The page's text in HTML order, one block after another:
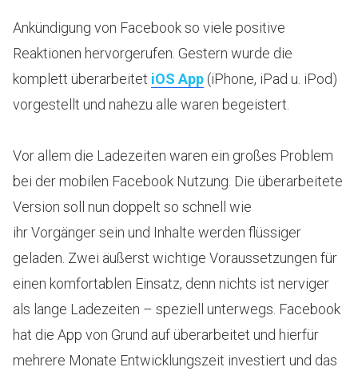
Ankündigung von Facebook so viele positive
Reaktionen hervorgerufen. Gestern wurde die
komplett überarbeitet iOS App (iPhone, iPad u. iPod)
vorgestellt und nahezu alle waren begeistert.
Vor allem die Ladezeiten waren ein großes Problem
bei der mobilen Facebook Nutzung. Die überarbeitete
Version soll nun doppelt so schnell wie
ihr Vorgänger sein und Inhalte werden flüssiger
geladen. Zwei äußerst wichtige Voraussetzungen für
einen komfortablen Einsatz, denn nichts ist nerviger
als lange Ladezeiten – speziell unterwegs. Facebook
hat die App von Grund auf überarbeitet und hierfür
mehrere Monate Entwicklungszeit investiert und das